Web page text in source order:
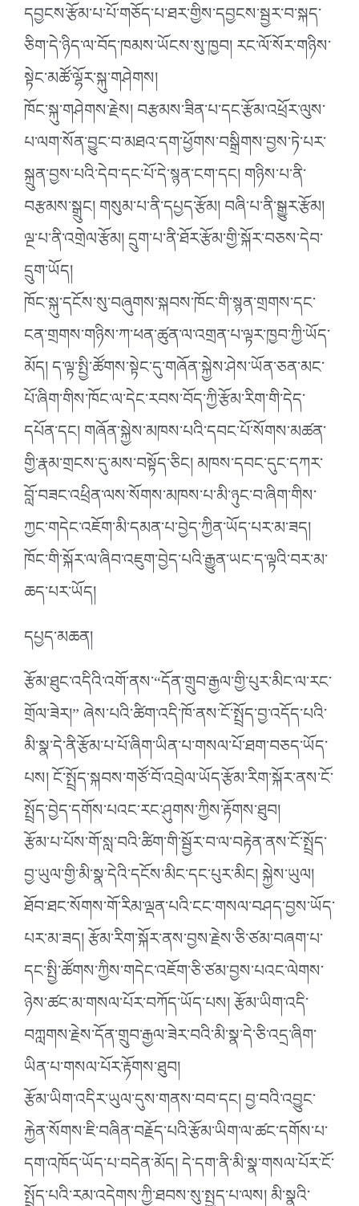
དབྱངས་རྩོམ་པ་པོ་གཅོད་པ་ཐར་གྱིས་དབྱངས་སྦྱར་བ་སྐད་
ཅིག་དེ་ཉིད་ལ་བོད་ཁམས་ཡོངས་སུ་ཁྱབ། རང་ལོ་སོར་གཉིས་
སྟེང་མཚོ་ལྷོར་སྐུ་གཤེགས།
ཁོང་སྐུ་གཤེགས་རྗེས། བརྩམས་ཟིན་པ་དང་རྩོམ་འཕྲོར་ལུས་
པ་ལག་སོན་བྱུང་བ་མཐའ་དག་ཕྱོགས་བསྒྲིགས་བྱས་ཏེ་པར་
སྐྲུན་བྱས་པའི་དེབ་དང་པོ་དེ་སྙན་ངག་དང། གཉིས་པ་ནི་
བརྩམས་སྒྲུང། གསུམ་པ་ནི་དཔྱད་རྩོམ། བཞི་པ་ནི་སྒྱུར་རྩོམ།
ལྔ་པ་ནི་འགྲེལ་རྩོམ། དྲུག་པ་ནི་ཐོར་རྩོམ་གྱི་སྐོར་བཅས་དེབ་
དྲུག་ཡོད།
ཁོང་སྐུ་དངོས་སུ་བཞུགས་སྐབས་ཁོང་གི་སྙན་གྲགས་དང་
ངན་གྲགས་གཉིས་ཀ་ཕན་ཚུན་ལ་འགྲན་པ་ལྟར་ཁྱབ་ཀྱི་ཡོད་
མོད། ད་ལྟ་སྤྱི་ཚོགས་སྟེང་དུ་གཞོན་སྐྱེས་ཤེས་ཡོན་ཅན་མང་
པོ་ཞིག་གིས་ཁོང་ལ་དེང་རབས་བོད་ཀྱི་རྩོམ་རིག་གི་དེད་
དཔོན་དང། གཞོན་སྐྱེས་མཁས་པའི་དབང་པོ་སོགས་མཚན་
གྱི་རྣམ་གྲངས་དུ་མས་བསྟོད་ཅིང། མཁས་དབང་དུང་དཀར་
བློ་བཟང་འཕྲིན་ལས་སོགས་མཁས་པ་མི་ཉུང་བ་ཞིག་གིས་
ཀྱང་གདེང་འཇོག་མི་དམན་པ་བྱེད་ཀྱིན་ཡོད་པར་མ་ཟད།
ཁོང་གི་སྐོར་ལ་ཞིབ་འཇུག་བྱེད་པའི་རྒྱུན་ཡང་ད་ལྟའི་བར་མ་
ཆད་པར་ཡོད།
དཔྱད་མཆན།
རྩོམ་ཐུང་འདིའི་འགོ་ནས་“དོན་གྲུབ་རྒྱལ་གྱི་པུར་མིང་ལ་རང་
གྲོལ་ཟེར།” ཞེས་པའི་ཚིག་འདི་ཁོ་ནས་ངོ་སྤྲོད་བྱ་འདོད་པའི་
མི་སྣ་དེ་ནི་རྩོམ་པ་པོ་ཞིག་ཡིན་པ་གསལ་པོ་ཐག་བཅད་ཡོད་
པས། ངོ་སྤྲོད་སྐབས་གཙོ་བོ་འབྲེལ་ཡོད་རྩོམ་རིག་སྐོར་ནས་ངོ་
སྤྲོད་བྱེད་དགོས་པའང་རང་ཤུགས་ཀྱིས་རྟོགས་ཐུབ།
རྩོམ་པ་པོས་གོ་སླ་བའི་ཚིག་གི་སྦྱོར་བ་ལ་བརྟེན་ནས་ངོ་སྤྲོད་
བྱ་ཡུལ་གྱི་མི་སྣ་དེའི་དངོས་མིང་དང་པུར་མིང། སྐྱེས་ཡུལ།
ཐོབ་ཐང་སོགས་གོ་རིམ་ལྡན་པའི་ངང་གསལ་བཤད་བྱས་ཡོད་
པར་མ་ཟད། རྩོམ་རིག་སྐོར་ནས་བྱས་རྗེས་ཅི་ཙམ་བཞག་པ་
དང་སྤྱི་ཚོགས་ཀྱིས་གདེང་འཇོག་ཅི་ཙམ་བྱས་པའང་ལེགས་
ཉེས་ཚང་མ་གསལ་པོར་བཀོད་ཡོད་པས། རྩོམ་ཡིག་འདི་
བཀླགས་རྗེས་དོན་གྲུབ་རྒྱལ་ཟེར་བའི་མི་སྣ་དེ་ཅི་འདྲ་ཞིག་
ཡིན་པ་གསལ་པོར་རྟོགས་ཐུབ།
རྩོམ་ཡིག་འདིར་ཡུལ་དུས་གནས་བབ་དང། བྱ་བའི་འབྱུང་
རྐྱེན་སོགས་ཇི་བཞིན་བརྗོད་པའི་རྩོམ་ཡིག་ལ་ཚང་དགོས་པ་
དག་འཁོད་ཡོད་པ་བདེན་མོད། དེ་དག་ནི་མི་སྣ་གསལ་པོར་ངོ་